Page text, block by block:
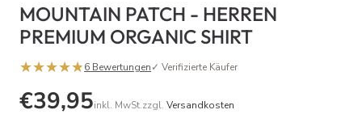
MOUNTAIN PATCH - HERREN
PREMIUM ORGANIC SHIRT
★★★★★
★★★★★6 Bewertungen✓ Verifizierte Käufer
€39,95inkl. MwSt.zzgl. Versandkosten